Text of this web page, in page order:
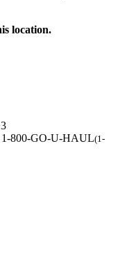
location.
1-800-GO-U-HAUL(1-